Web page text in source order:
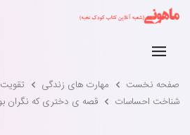
صفحه نخست مهارت های زندگی
شناخت احساسات
قصه ی دختری که نگران